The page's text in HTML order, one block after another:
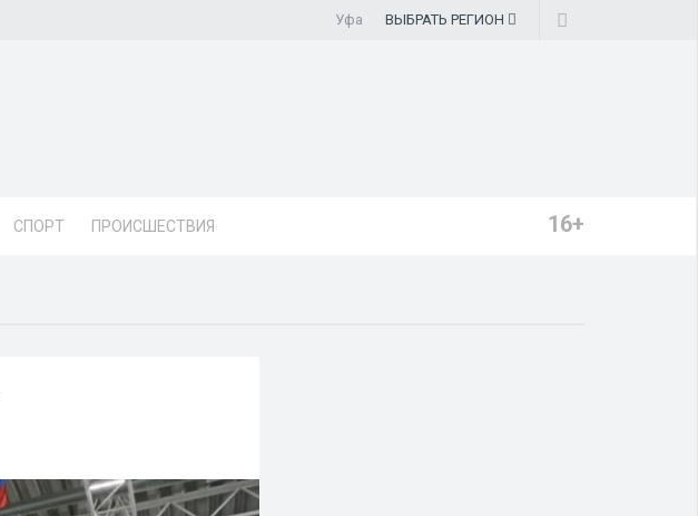
Уфа ВЫБРАТЬ РЕГИОН
СПОРТ ПРОИСШЕСТВИЯ 16+